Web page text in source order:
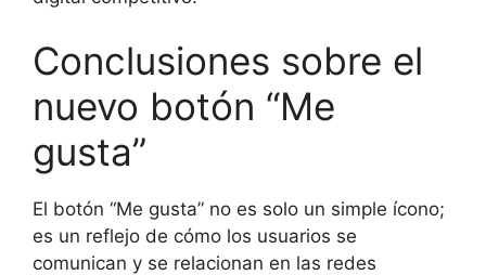
Conclusiones sobre el
nuevo botón “Me
gusta”
El botón “Me gusta” no es solo un simple ícono;
es un reflejo de cómo los usuarios se
comunican y se relacionan en las redes